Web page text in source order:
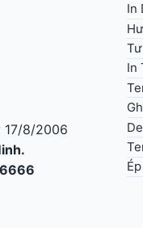
17/8/2006
In
In